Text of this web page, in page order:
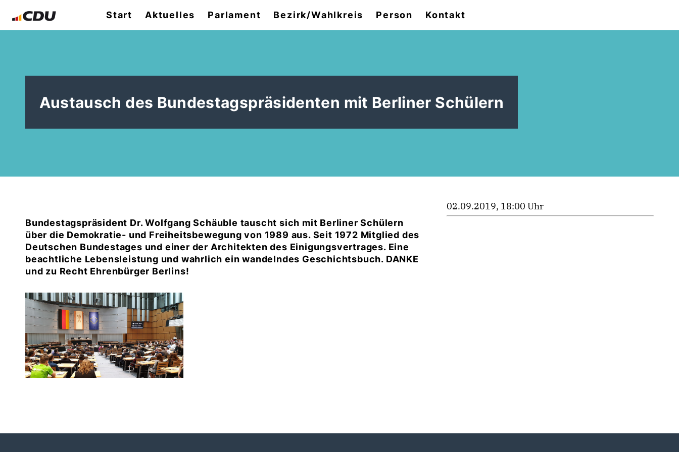
Start Aktuelles Parlament Bezirk/Wahlkreis Person Kontakt
Austausch des Bundestagspräsidenten mit Berliner Schülern
Bundestagspräsident Dr. Wolfgang Schäuble tauscht sich mit Berliner Schülern
über die Demokratie- und Freiheitsbewegung von 1989 aus. Seit 1972 Mitglied des
Deutschen Bundestages und einer der Architekten des Einigungsvertrages. Eine
beachtliche Lebensleistung und wahrlich ein wandelndes Geschichtsbuch. DANKE
und zu Recht Ehrenbürger Berlins!
02.09.2019, 18:00 Uhr